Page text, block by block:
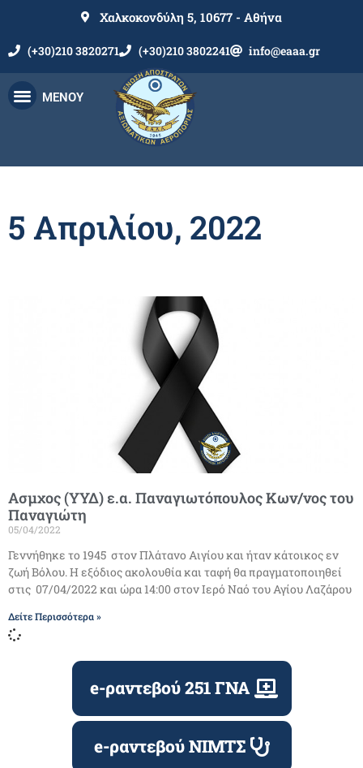
Χαλκοκονδύλη 5, 10677 - Αθήνα
(+30)210 3820271 (+30)210 3802241 info@eaaa.gr
ΜΕΝΟΥ
5 Απριλίου, 2022
Ασμχος (ΥΥΔ) ε.α. Παναγιωτόπουλος Κων/νος του
Παναγιώτη
05/04/2022
Γεννήθηκε το 1945 στον Πλάτανο Αιγίου και ήταν κάτοικος εν
ζωή Βόλου. Η εξόδιος ακολουθία και ταφή θα πραγματοποιηθεί
στις 07/04/2022 και ώρα 14:00 στον Ιερό Ναό του Αγίου Λαζάρου
Δείτε Περισσότερα »
e-ραντεβού 251 ΓΝΑ
e-ραντεβού ΝΙΜΤΣ